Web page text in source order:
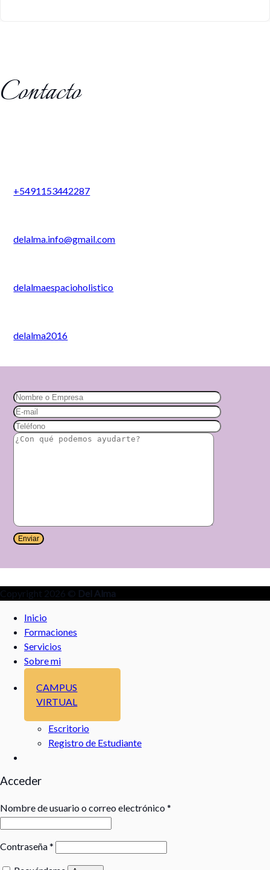
Contacto
+5491153442287
delalma.info@gmail.com
delalmaespacioholistico
delalma2016
Copyright 2026 © Del Alma
Inicio
Formaciones
Servicios
Sobre mi
CAMPUS
VIRTUAL
Escritorio
Registro de Estudiante
Acceder
Nombre de usuario o correo electrónico*
Contraseña*